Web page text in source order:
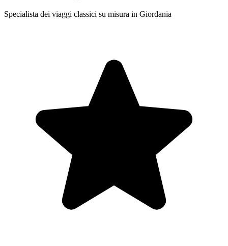
Specialista dei viaggi classici su misura in Giordania